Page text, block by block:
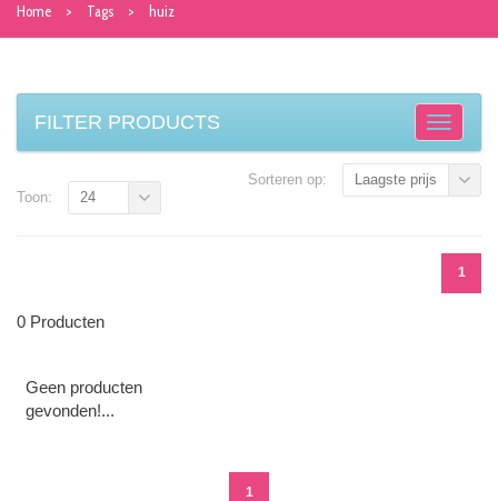
Home Tags huiz
FILTER PRODUCTS
Sorteren op: Laagste prijs
1
Toon: 24
0 Producten
Geen producten
gevonden!...
1